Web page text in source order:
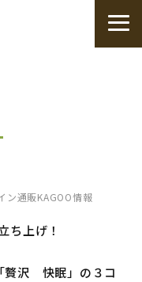
ン通販KAGOO情報
ち上げ！
贅沢 快眠」の３コ